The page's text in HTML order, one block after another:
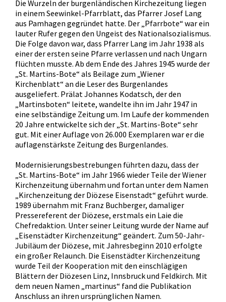
Die Wurzeln der burgenländischen Kirchezeitung liegen
in einem Seewinkel-Pfarrblatt, das Pfarrer Josef Lang
aus Pamhagen gegründet hatte. Der „Pfarrbote“ war ein
lauter Rufer gegen den Ungeist des Nationalsozialismus.
Die Folge davon war, dass Pfarrer Lang im Jahr 1938 als
einer der ersten seine Pfarre verlassen und nach Ungarn
flüchten musste. Ab dem Ende des Jahres 1945 wurde der
„St. Martins-Bote“ als Beilage zum „Wiener
Kirchenblatt“ an die Leser des Burgenlandes
ausgeliefert. Prälat Johannes Kodatsch, der den
„Martinsboten“ leitete, wandelte ihn im Jahr 1947 in
eine selbständige Zeitung um. Im Laufe der kommenden
20 Jahre entwickelte sich der „St. Martins-Bote“ sehr
gut. Mit einer Auflage von 26.000 Exemplaren war er die
auflagenstärkste Zeitung des Burgenlandes.
Modernisierungsbestrebungen führten dazu, dass der
„St. Martins-Bote“ im Jahr 1966 wieder Teile der Wiener
Kirchenzeitung übernahm und fortan unter dem Namen
„Kirchenzeitung der Diözese Eisenstadt“ geführt wurde.
1989 übernahm mit Franz Buchberger, damaliger
Pressereferent der Diözese, erstmals ein Laie die
Chefredaktion. Unter seiner Leitung wurde der Name auf
„Eisenstädter Kirchenzeitung“ geändert. Zum 50-Jahr-
Jubiläum der Diözese, mit Jahresbeginn 2010 erfolgte
ein großer Relaunch. Die Eisenstädter Kirchenzeitung
wurde Teil der Kooperation mit den einschlägigen
Blättern der Diözesen Linz, Innsbruck und Feldkirch. Mit
dem neuen Namen „martinus“ fand die Publikation
Anschluss an ihren ursprünglichen Namen.